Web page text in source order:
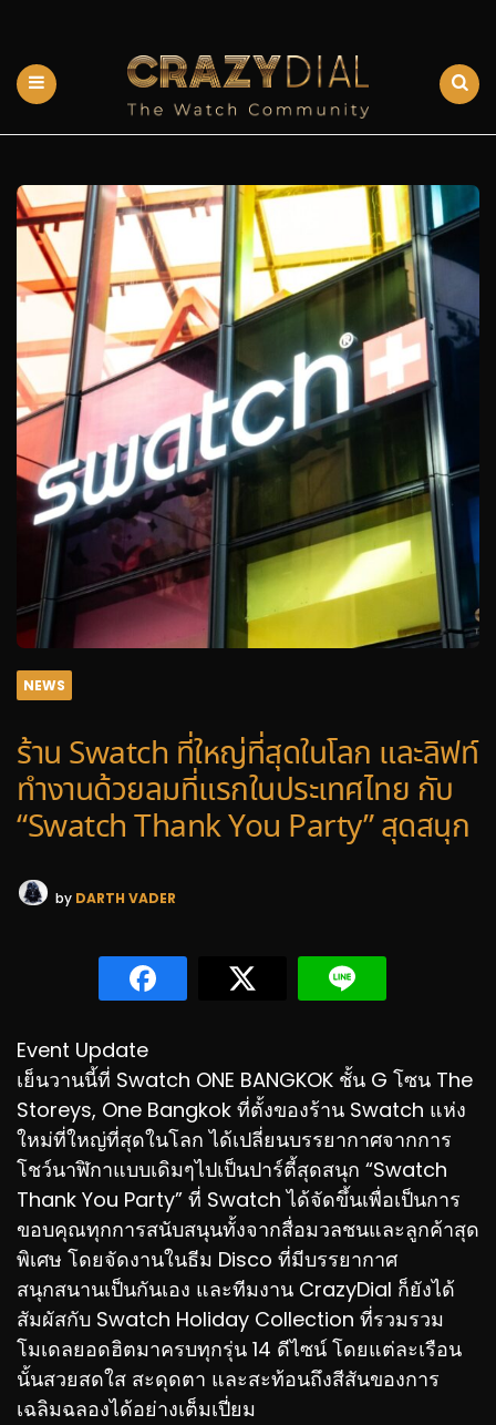
NEWS
ร้าน Swatch ที่ใหญ่ที่สุดในโลก และลิฟท์
ทำงานด้วยลมที่แรกในประเทศไทย กับ
“Swatch Thank You Party” สุดสนุก
by DARTH VADER
Event Update
เย็นวานนี้ที่ Swatch ONE BANGKOK ชั้น G โซน The
Storeys, One Bangkok ที่ตั้งของร้าน Swatch แห่ง
ใหม่ที่ใหญ่ที่สุดในโลก ได้เปลี่ยนบรรยากาศจากการ
โชว์นาฬิกาแบบเดิมๆไปเป็นปาร์ตี้สุดสนุก “Swatch
Thank You Party” ที่ Swatch ได้จัดขึ้นเพื่อเป็นการ
ขอบคุณทุกการสนับสนุนทั้งจากสื่อมวลชนและลูกค้าสุด
พิเศษ โดยจัดงานในธีม Disco ที่มีบรรยากาศ
สนุกสนานเป็นกันเอง และทีมงาน CrazyDial ก็ยังได้
สัมผัสกับ Swatch Holiday Collection ที่รวมรวม
โมเดลยอดฮิตมาครบทุกรุ่น 14 ดีไซน์ โดยแต่ละเรือน
นั้นสวยสดใส สะดุดตา และสะท้อนถึงสีสันของการ
เฉลิมฉลองได้อย่างเต็มเปี่ยม